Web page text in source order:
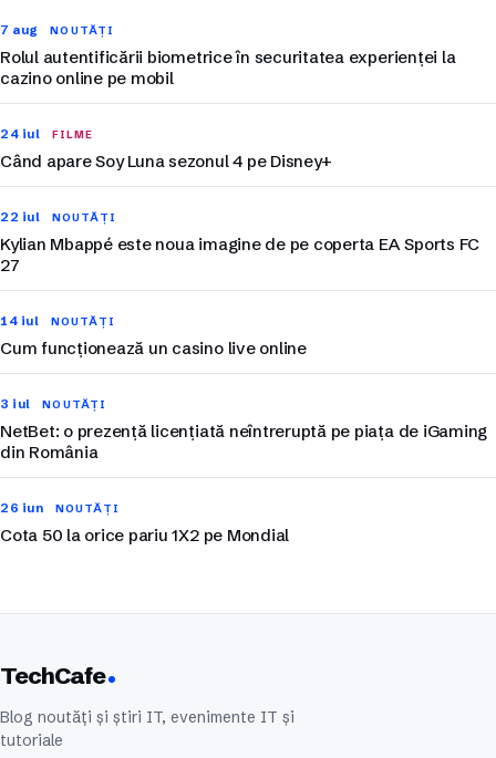
7 aug NOUTĂȚI
Rolul autentificării biometrice în securitatea experienței la
cazino online pe mobil
24 iul FILME
Când apare Soy Luna sezonul 4 pe Disney+
22 iul NOUTĂȚI
Kylian Mbappé este noua imagine de pe coperta EA Sports FC
27
14 iul NOUTĂȚI
Cum funcționează un casino live online
3 iul NOUTĂȚI
NetBet: o prezență licențiată neîntreruptă pe piața de iGaming
din România
26 iun NOUTĂȚI
Cota 50 la orice pariu 1X2 pe Mondial
TechCafe
Blog noutăți și știri IT, evenimente IT și
tutoriale